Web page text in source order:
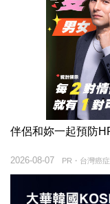
伴侶和妳一起預防
PR・台灣癌
2026-08-07